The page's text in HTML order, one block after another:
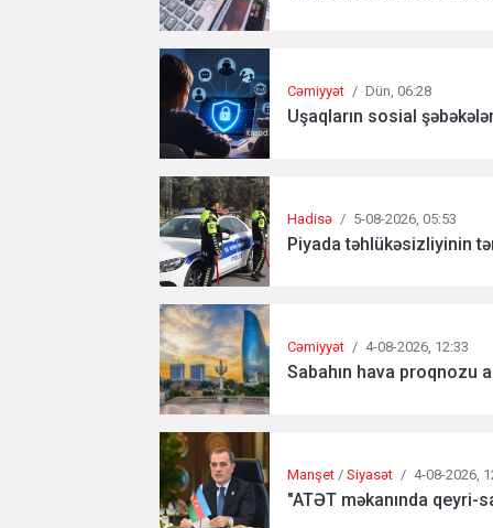
Cəmiyyət / Dün, 06:28
Uşaqların sosial
Hadisə / 5-08-2026, 05:53
Piyada təhlükəsizliyinin
Cəmiyyət / 4-08-2026, 12:33
Sabahın hava proqnozu
Manşet / Siyasət / 4-08-2026,
"ATƏT məkanında qeyri-